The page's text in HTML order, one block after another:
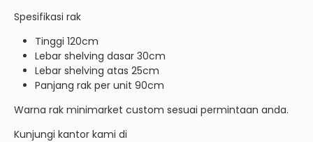
Spesifikasi rak
Tinggi 120cm
Lebar shelving dasar 30cm
Lebar shelving atas 25cm
Panjang rak per unit 90cm
Warna rak minimarket custom sesuai permintaan anda.
Kunjungi kantor kami di